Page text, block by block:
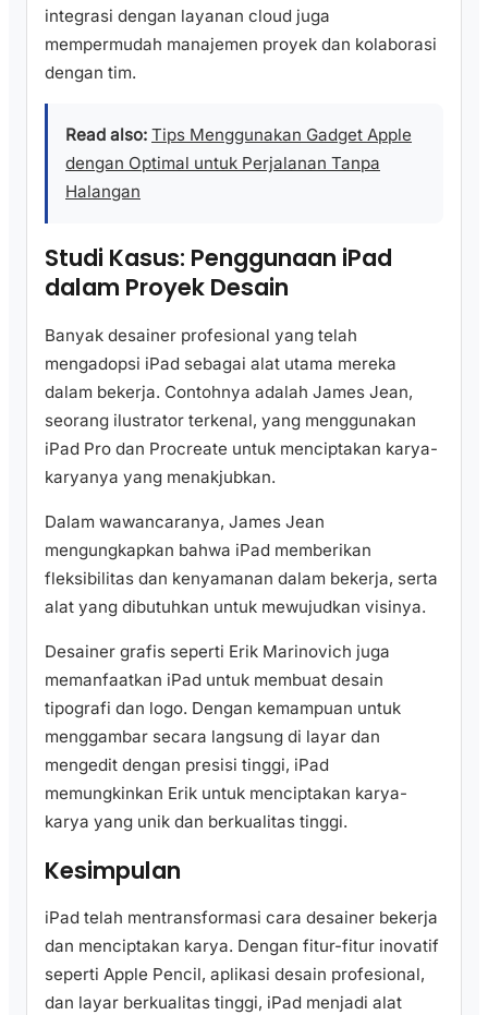
integrasi dengan layanan cloud juga
mempermudah manajemen proyek dan kolaborasi
dengan tim.
Read also: Tips Menggunakan Gadget Apple
dengan Optimal untuk Perjalanan Tanpa
Halangan
Studi Kasus: Penggunaan iPad
dalam Proyek Desain
Banyak desainer profesional yang telah
mengadopsi iPad sebagai alat utama mereka
dalam bekerja. Contohnya adalah James Jean,
seorang ilustrator terkenal, yang menggunakan
iPad Pro dan Procreate untuk menciptakan karya-
karyanya yang menakjubkan.
Dalam wawancaranya, James Jean
mengungkapkan bahwa iPad memberikan
fleksibilitas dan kenyamanan dalam bekerja, serta
alat yang dibutuhkan untuk mewujudkan visinya.
Desainer grafis seperti Erik Marinovich juga
memanfaatkan iPad untuk membuat desain
tipografi dan logo. Dengan kemampuan untuk
menggambar secara langsung di layar dan
mengedit dengan presisi tinggi, iPad
memungkinkan Erik untuk menciptakan karya-
karya yang unik dan berkualitas tinggi.
Kesimpulan
iPad telah mentransformasi cara desainer bekerja
dan menciptakan karya. Dengan fitur-fitur inovatif
seperti Apple Pencil, aplikasi desain profesional,
dan layar berkualitas tinggi, iPad menjadi alat